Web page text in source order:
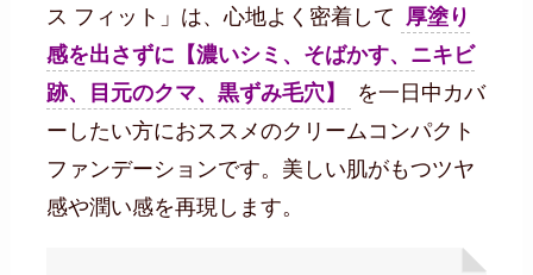
ス フィット」は、心地よく密着して
厚塗り
感を出さずに【濃いシミ、そばかす、ニキビ
跡、目元のクマ、黒ずみ毛穴】
を一日中カバ
ーしたい方におススメのクリームコンパクト
ファンデーションです。美しい肌がもつツヤ
感や潤い感を再現します。